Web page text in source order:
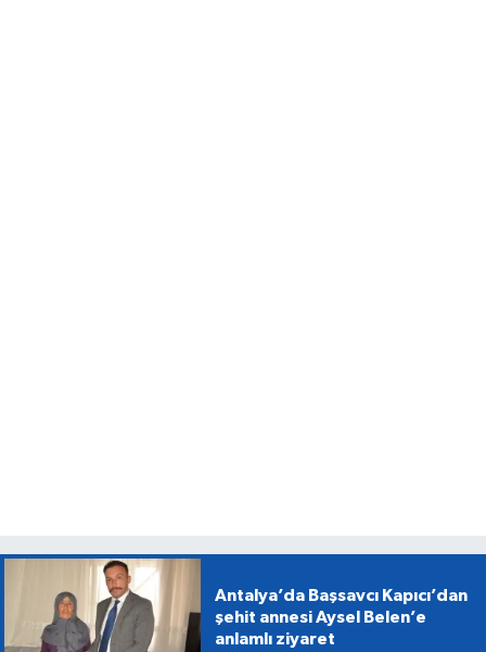
Antalya’da Başsavcı Kapıcı’dan
şehit annesi Aysel Belen’e
anlamlı ziyaret